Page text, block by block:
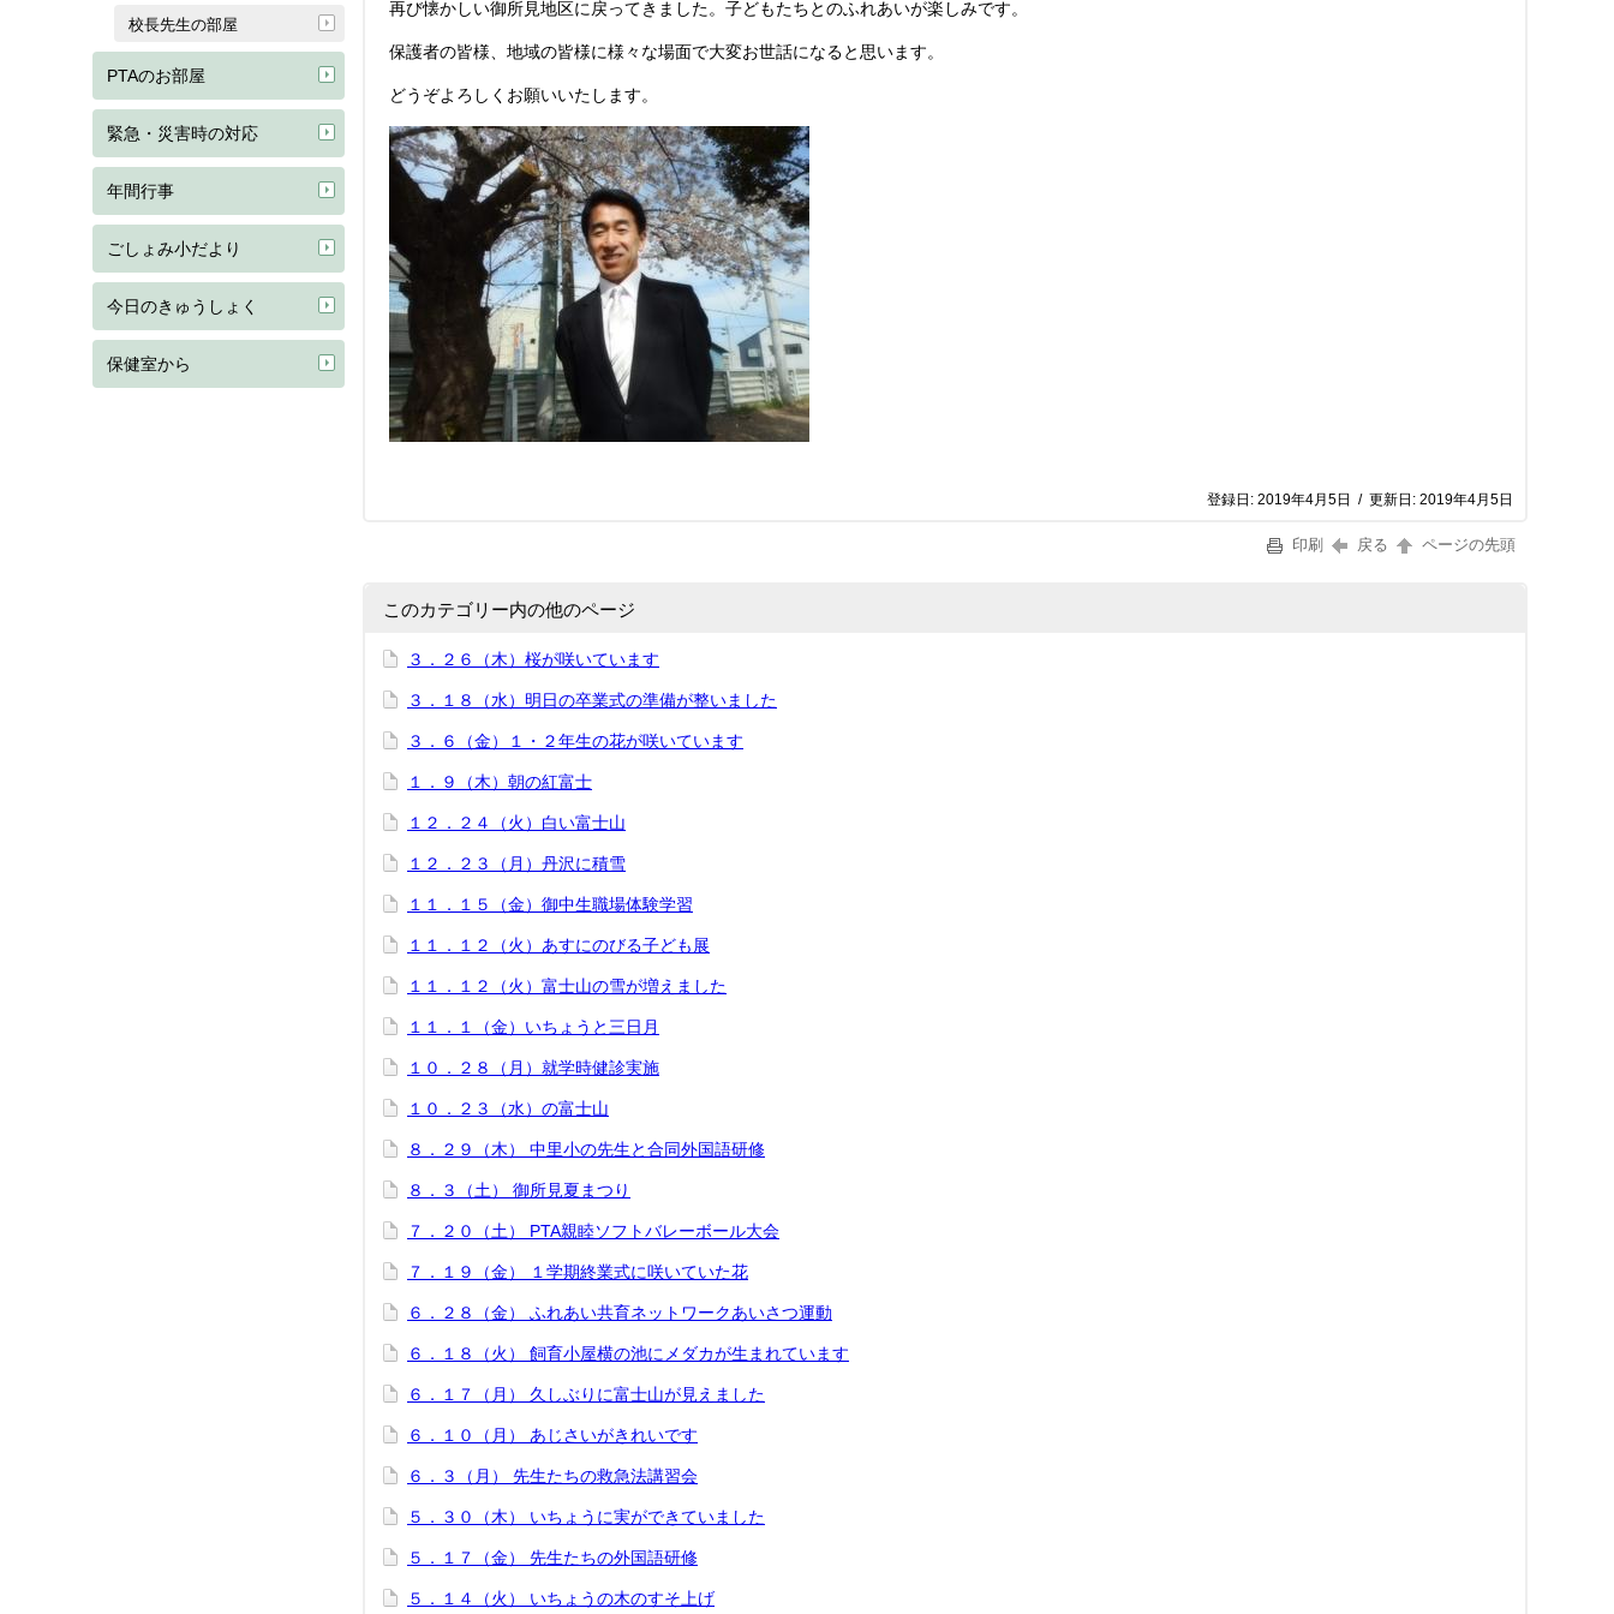
校長先生の部屋
PTAのお部屋
緊急・災害時の対応
年間行事
ごしょみ小だより
今日のきゅうしょく
保健室から
再び懐かしい御所見地区に戻ってきました。子どもたちとのふれあいが楽しみです。
保護者の皆様、地域の皆様に様々な場面で大変お世話になると思います。
どうぞよろしくお願いいたします。
登録日: 2019年4月5日 / 更新日: 2019年4月5日
印刷 戻る ページの先頭
このカテゴリー内の他のページ
３．２６（木）桜が咲いています
３．１８（水）明日の卒業式の準備が整いました
３．６（金）１・２年生の花が咲いています
１．９（木）朝の紅富士
１２．２４（火）白い富士山
１２．２３（月）丹沢に積雪
１１．１５（金）御中生職場体験学習
１１．１２（火）あすにのびる子ども展
１１．１２（火）富士山の雪が増えました
１１．１（金）いちょうと三日月
１０．２８（月）就学時健診実施
１０．２３（水）の富士山
８．２９（木） 中里小の先生と合同外国語研修
８．３（土） 御所見夏まつり
７．２０（土） PTA親睦ソフトバレーボール大会
７．１９（金） １学期終業式に咲いていた花
６．２８（金） ふれあい共育ネットワークあいさつ運動
６．１８（火） 飼育小屋横の池にメダカが生まれています
６．１７（月） 久しぶりに富士山が見えました
６．１０（月） あじさいがきれいです
６．３（月） 先生たちの救急法講習会
５．３０（木） いちょうに実ができていました
５．１７（金） 先生たちの外国語研修
５．１４（火） いちょうの木のすそ上げ